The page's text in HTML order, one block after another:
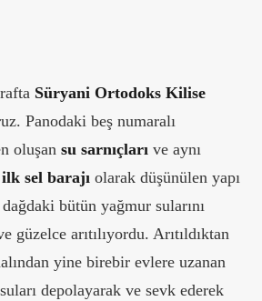
Süryani Ortodoks Kilise
Panodaki beş numaralı
oluşan su sarnıçları ve aynı
sel barajı olarak düşünülen yapı
bütün yağmur sularını
güzelce arıtılıyordu. Arıtıldıktan
yine birebir evlere uzanan
depolayarak ve sevk ederek